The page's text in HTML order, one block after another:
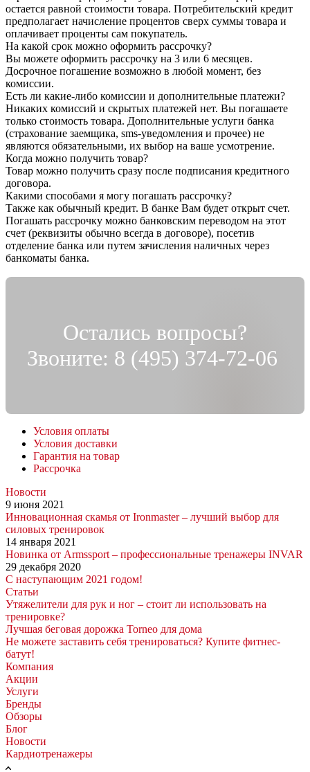
остается равной стоимости товара. Потребительский кредит
предполагает начисление процентов сверх суммы товара и
оплачивает проценты сам покупатель.
На какой срок можно оформить рассрочку?
Вы можете оформить рассрочку на 3 или 6 месяцев.
Досрочное погашение возможно в любой момент, без
комиссии.
Есть ли какие-либо комиссии и дополнительные платежи?
Никаких комиссий и скрытых платежей нет. Вы погашаете
только стоимость товара. Дополнительные услуги банка
(страхование заемщика, sms-уведомления и прочее) не
являются обязательными, их выбор на ваше усмотрение.
Когда можно получить товар?
Товар можно получить сразу после подписания кредитного
договора.
Какими способами я могу погашать рассрочку?
Также как обычный кредит. В банке Вам будет открыт счет.
Погашать рассрочку можно банковским переводом на этот
счет (реквизиты обычно всегда в договоре), посетив
отделение банка или путем зачисления наличных через
банкоматы банка.
Остались вопросы?
Звоните: 8 (495) 374-72-06
Условия оплаты
Условия доставки
Гарантия на товар
Рассрочка
Новости
9 июня 2021
Инновационная скамья от Ironmaster – лучший выбор для
силовых тренировок
14 января 2021
Новинка от Armssport – профессиональные тренажеры INVAR
29 декабря 2020
С наступающим 2021 годом!
Статьи
Утяжелители для рук и ног – стоит ли использовать на
тренировке?
Лучшая беговая дорожка Torneo для дома
Не можете заставить себя тренироваться? Купите фитнес-
батут!
Компания
Акции
Услуги
Бренды
Обзоры
Блог
Новости
Кардиотренажеры